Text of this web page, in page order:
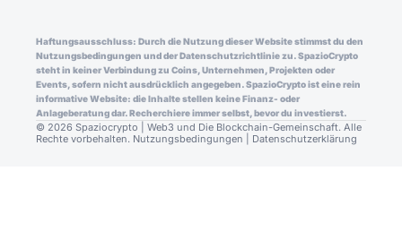
Haftungsausschluss: Durch die Nutzung dieser Website stimmst du den
Nutzungsbedingungen und der Datenschutzrichtlinie zu. SpazioCrypto
steht in keiner Verbindung zu Coins, Unternehmen, Projekten oder
Events, sofern nicht ausdrücklich angegeben. SpazioCrypto ist eine rein
informative Website: die Inhalte stellen keine Finanz- oder
Anlageberatung dar. Recherchiere immer selbst, bevor du investierst.
© 2026 Spaziocrypto | Web3 und Die Blockchain-Gemeinschaft. Alle
Rechte vorbehalten. Nutzungsbedingungen Datenschutzerklärung